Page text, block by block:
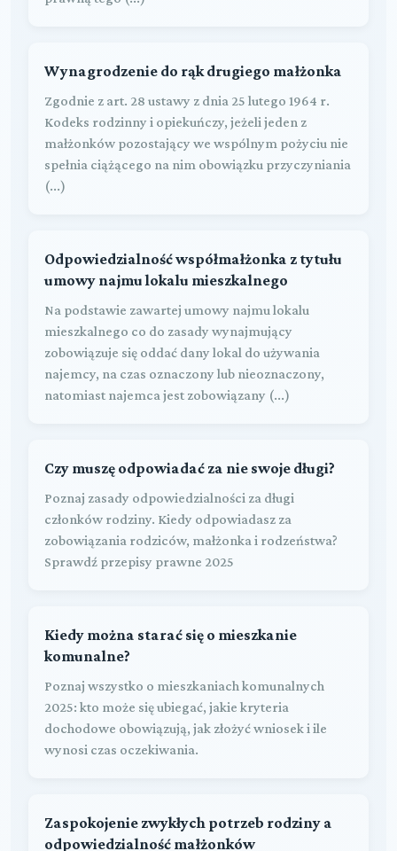
Wynagrodzenie do rąk drugiego małżonka
Zgodnie z art. 28 ustawy z dnia 25 lutego 1964 r.
Kodeks rodzinny i opiekuńczy, jeżeli jeden z
małżonków pozostający we wspólnym pożyciu nie
spełnia ciążącego na nim obowiązku przyczyniania
(...)
Odpowiedzialność współmałżonka z tytułu
umowy najmu lokalu mieszkalnego
Na podstawie zawartej umowy najmu lokalu
mieszkalnego co do zasady wynajmujący
zobowiązuje się oddać dany lokal do używania
najemcy, na czas oznaczony lub nieoznaczony,
natomiast najemca jest zobowiązany (...)
Czy muszę odpowiadać za nie swoje długi?
Poznaj zasady odpowiedzialności za długi
członków rodziny. Kiedy odpowiadasz za
zobowiązania rodziców, małżonka i rodzeństwa?
Sprawdź przepisy prawne 2025
Kiedy można starać się o mieszkanie
komunalne?
Poznaj wszystko o mieszkaniach komunalnych
2025: kto może się ubiegać, jakie kryteria
dochodowe obowiązują, jak złożyć wniosek i ile
wynosi czas oczekiwania.
Zaspokojenie zwykłych potrzeb rodziny a
odpowiedzialność małżonków